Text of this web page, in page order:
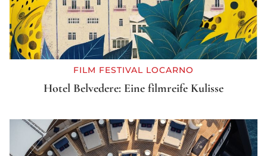
FILM FESTIVAL LOCARNO
Hotel Belvedere: Eine filmreife Kulisse